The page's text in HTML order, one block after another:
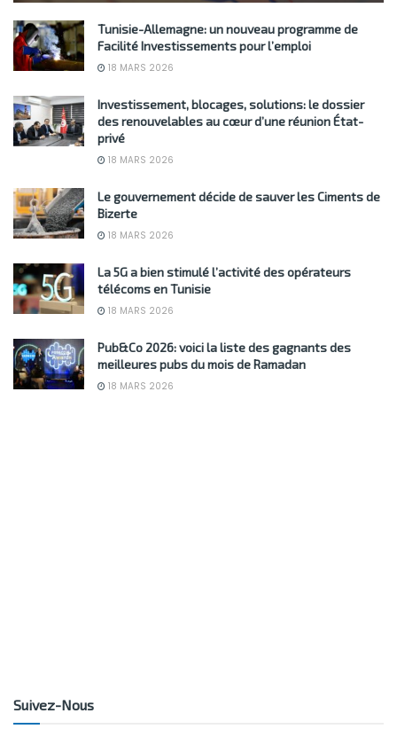
Tunisie-Allemagne: un nouveau programme de
Facilité Investissements pour l’emploi
18 MARS 2026
Investissement, blocages, solutions: le dossier
des renouvelables au cœur d’une réunion État-
privé
18 MARS 2026
Le gouvernement décide de sauver les Ciments de
Bizerte
18 MARS 2026
La 5G a bien stimulé l’activité des opérateurs
télécoms en Tunisie
18 MARS 2026
Pub&Co 2026: voici la liste des gagnants des
meilleures pubs du mois de Ramadan
18 MARS 2026
Suivez-Nous